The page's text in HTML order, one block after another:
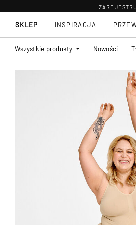
SKLEP
Wszystkie produkty Nowości
INSPIRACJA